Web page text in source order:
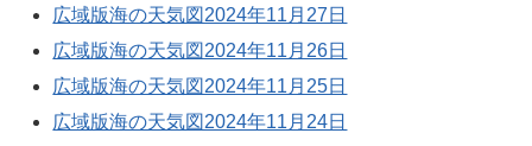
広域版海の天気図2024年11月27日
広域版海の天気図2024年11月26日
広域版海の天気図2024年11月25日
広域版海の天気図2024年11月24日